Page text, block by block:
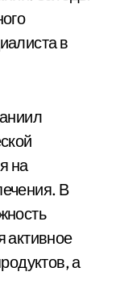
в
на
В
активное
а